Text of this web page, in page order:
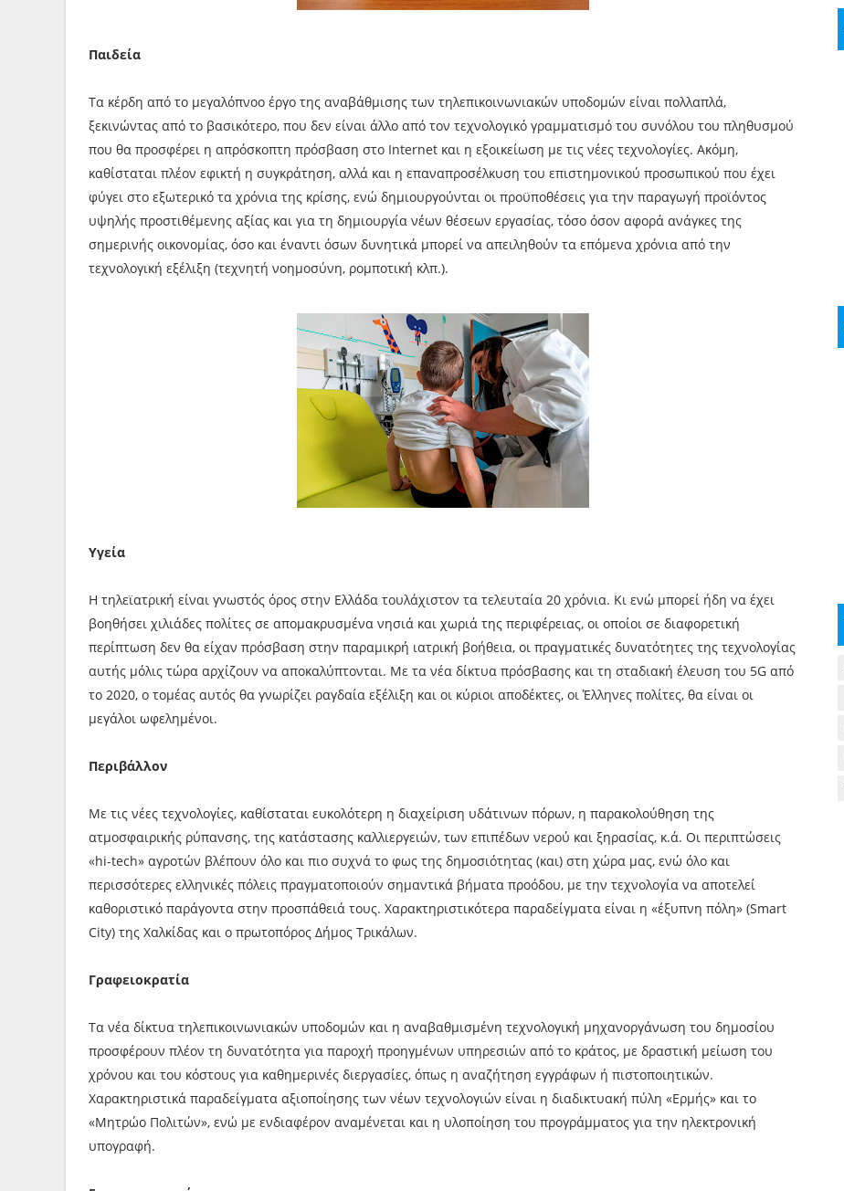
Παιδεία
Τα κέρδη από το μεγαλόπνοο έργο της αναβάθμισης των τηλεπικοινωνιακών υποδομών είναι πολλαπλά,
ξεκινώντας από το βασικότερο, που δεν είναι άλλο από τον τεχνολογικό γραμματισμό του συνόλου του πληθυσμού
που θα προσφέρει η απρόσκοπτη πρόσβαση στο Internet και η εξοικείωση με τις νέες τεχνολογίες. Ακόμη,
καθίσταται πλέον εφικτή η συγκράτηση, αλλά και η επαναπροσέλκυση του επιστημονικού προσωπικού που έχει
φύγει στο εξωτερικό τα χρόνια της κρίσης, ενώ δημιουργούνται οι προϋποθέσεις για την παραγωγή προϊόντος
υψηλής προστιθέμενης αξίας και για τη δημιουργία νέων θέσεων εργασίας, τόσο όσον αφορά ανάγκες της
σημερινής οικονομίας, όσο και έναντι όσων δυνητικά μπορεί να απειληθούν τα επόμενα χρόνια από την
τεχνολογική εξέλιξη (τεχνητή νοημοσύνη, ρομποτική κλπ.).
Υγεία
Η τηλεϊατρική είναι γνωστός όρος στην Ελλάδα τουλάχιστον τα τελευταία 20 χρόνια. Κι ενώ μπορεί ήδη να έχει
βοηθήσει χιλιάδες πολίτες σε απομακρυσμένα νησιά και χωριά της περιφέρειας, οι οποίοι σε διαφορετική
περίπτωση δεν θα είχαν πρόσβαση στην παραμικρή ιατρική βοήθεια, οι πραγματικές δυνατότητες της τεχνολογίας
αυτής μόλις τώρα αρχίζουν να αποκαλύπτονται. Με τα νέα δίκτυα πρόσβασης και τη σταδιακή έλευση του 5G από
το 2020, ο τομέας αυτός θα γνωρίζει ραγδαία εξέλιξη και οι κύριοι αποδέκτες, οι Έλληνες πολίτες, θα είναι οι
μεγάλοι ωφελημένοι.
Περιβάλλον
Με τις νέες τεχνολογίες, καθίσταται ευκολότερη η διαχείριση υδάτινων πόρων, η παρακολούθηση της
ατμοσφαιρικής ρύπανσης, της κατάστασης καλλιεργειών, των επιπέδων νερού και ξηρασίας, κ.ά. Οι περιπτώσεις
«hi-tech» αγροτών βλέπουν όλο και πιο συχνά το φως της δημοσιότητας (και) στη χώρα μας, ενώ όλο και
περισσότερες ελληνικές πόλεις πραγματοποιούν σημαντικά βήματα προόδου, με την τεχνολογία να αποτελεί
καθοριστικό παράγοντα στην προσπάθειά τους. Χαρακτηριστικότερα παραδείγματα είναι η «έξυπνη πόλη» (Smart
City) της Χαλκίδας και ο πρωτοπόρος Δήμος Τρικάλων.
Γραφειοκρατία
Τα νέα δίκτυα τηλεπικοινωνιακών υποδομών και η αναβαθμισμένη τεχνολογική μηχανοργάνωση του δημοσίου
προσφέρουν πλέον τη δυνατότητα για παροχή προηγμένων υπηρεσιών από το κράτος, με δραστική μείωση του
χρόνου και του κόστους για καθημερινές διεργασίες, όπως η αναζήτηση εγγράφων ή πιστοποιητικών.
Χαρακτηριστικά παραδείγματα αξιοποίησης των νέων τεχνολογιών είναι η διαδικτυακή πύλη «Ερμής» και το
«Μητρώο Πολιτών», ενώ με ενδιαφέρον αναμένεται και η υλοποίηση του προγράμματος για την ηλεκτρονική
υπογραφή.